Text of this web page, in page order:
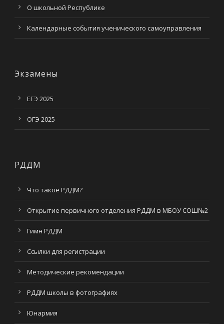
О школьной Республике
Календарные события ученического самоуправления
Экзамены
ЕГЭ 2025
ОГЭ 2025
РДДМ
Что такое РДДМ?
Открытие первичного отделения РДДМ в МБОУ СОШ№2
Гимн РДДМ
Ссылки для регистрации
Методические рекомендации
РДДМ школы в фотографиях
Юнармия